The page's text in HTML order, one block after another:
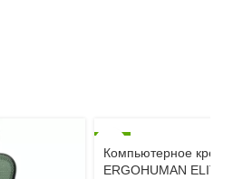
Компьютерное
ERGOHUMAN